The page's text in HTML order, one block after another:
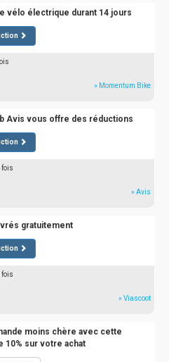
vélo électrique durant 14 jours
» Momentum Bike
Avis vous offre des réductions
fois
» Avis
gratuitement
fois
» Viascoot
moins chère avec cette
10% sur votre achat